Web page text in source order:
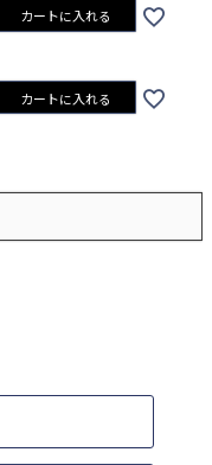
カートに入れる
カートに入れる